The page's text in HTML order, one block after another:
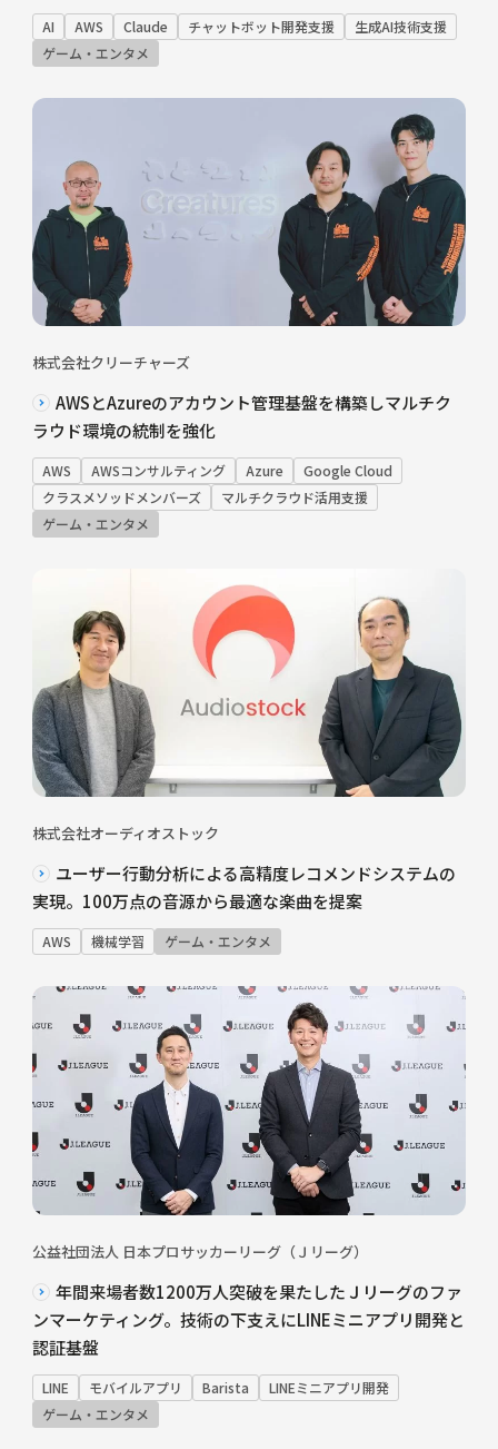
AI AWS Claude チャットボット開発支援
生成AI技術支援
ゲーム・エンタメ
株式会社クリーチャーズ
AWSとAzureのアカウント管理基盤を構築しマルチク
ラウド環境の統制を強化
AWS AWSコンサルティング Azure
Google Cloud
クラスメソッドメンバーズ
マルチクラウド活用支援
ゲーム・エンタメ
株式会社オーディオストック
ユーザー行動分析による高精度レコメンドシステムの
実現。100万点の音源から最適な楽曲を提案
AWS 機械学習 ゲーム・エンタメ
公益社団法人 日本プロサッカーリーグ（Ｊリーグ）
年間来場者数1200万人突破を果たしたＪリーグのファ
ンマーケティング。技術の下支えにLINEミニアプリ開発と
認証基盤
LINE モバイルアプリ Barista
LINEミニアプリ開発
ゲーム・エンタメ